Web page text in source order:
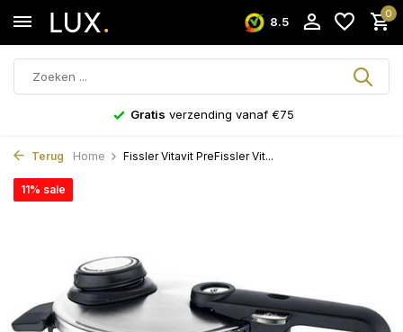
8.5
0
Gratis verzending vanaf €75
Terug Home Fissler Vitavit PreFissler Vit...
11% sale